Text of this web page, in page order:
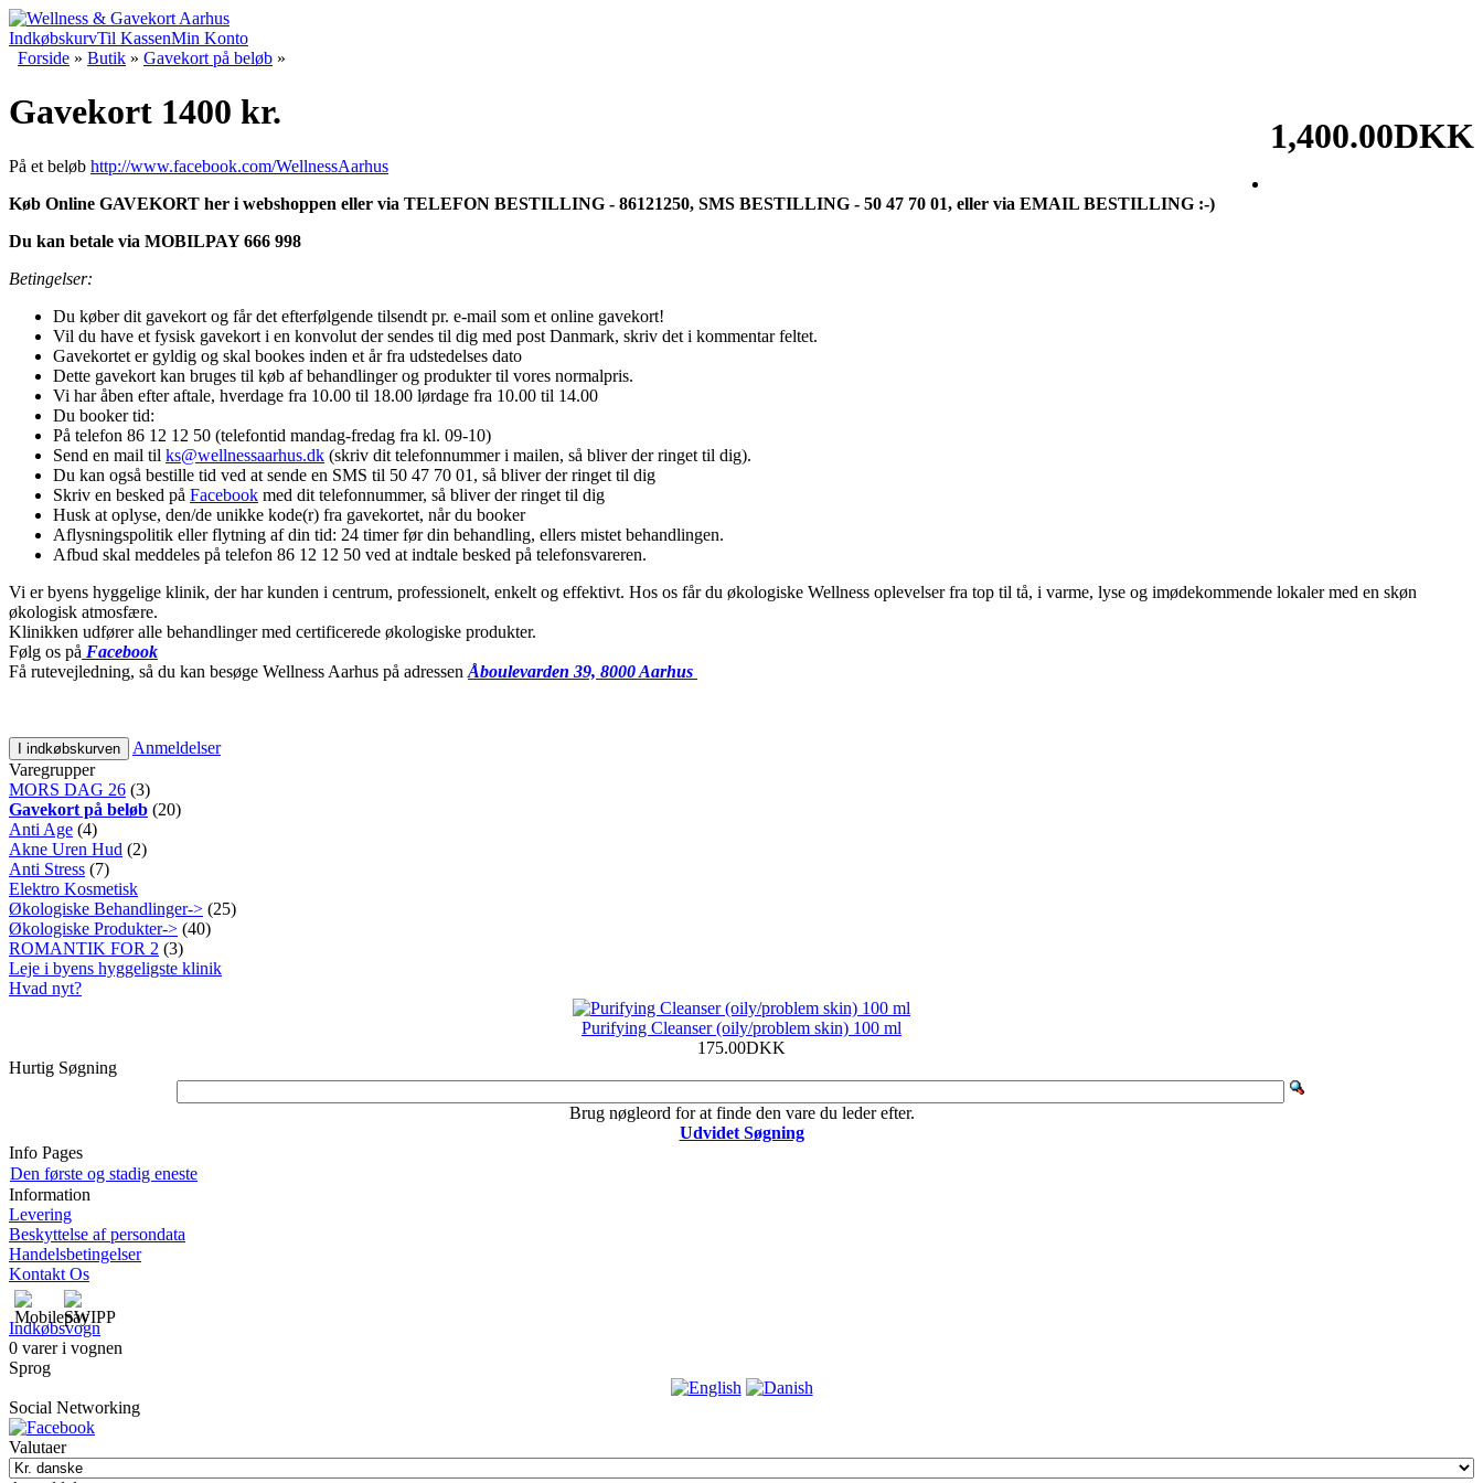
IndkøbskurvTil KassenMin Konto
Forside » Butik » Gavekort på beløb »
1,400.00DKK
Gavekort 1400 kr.
På et beløb http://www.facebook.com/WellnessAarhus
Køb Online GAVEKORT her i webshoppen eller via TELEFON BESTILLING - 86121250, SMS BESTILLING - 50 47 70 01, eller via EMAIL BESTILLING :-)
Du kan betale via MOBILPAY 666 998
Betingelser:
Du køber dit gavekort og får det efterfølgende tilsendt pr. e-mail som et online gavekort!
Vil du have et fysisk gavekort i en konvolut der sendes til dig med post Danmark, skriv det i kommentar feltet.
Gavekortet er gyldig og skal bookes inden et år fra udstedelses dato
Dette gavekort kan bruges til køb af behandlinger og produkter til vores normalpris.
Vi har åben efter aftale, hverdage fra 10.00 til 18.00 lørdage fra 10.00 til 14.00
Du booker tid:
På telefon 86 12 12 50 (telefontid mandag-fredag fra kl. 09-10)
Send en mail til ks@wellnessaarhus.dk (skriv dit telefonnummer i mailen, så bliver der ringet til dig).
Du kan også bestille tid ved at sende en SMS til 50 47 70 01, så bliver der ringet til dig
Skriv en besked på Facebook med dit telefonnummer, så bliver der ringet til dig
Husk at oplyse, den/de unikke kode(r) fra gavekortet, når du booker
Aflysningspolitik eller flytning af din tid: 24 timer før din behandling, ellers mistet behandlingen.
Afbud skal meddeles på telefon 86 12 12 50 ved at indtale besked på telefonsvareren.
Vi er byens hyggelige klinik, der har kunden i centrum, professionelt, enkelt og effektivt. Hos os får du økologiske Wellness oplevelser fra top til tå, i varme, lyse og imødekommende lokaler med en skøn
økologisk atmosfære.
Klinikken udfører alle behandlinger med certificerede økologiske produkter.
Følg os på Facebook
Få rutevejledning, så du kan besøge Wellness Aarhus på adressen Åboulevarden 39, 8000 Aarhus
I indkøbskurven
Anmeldelser
Varegrupper
MORS DAG 26 (3)
Gavekort på beløb (20)
Anti Age (4)
Akne Uren Hud (2)
Anti Stress (7)
Elektro Kosmetisk
Økologiske Behandlinger-> (25)
Økologiske Produkter-> (40)
ROMANTIK FOR 2 (3)
Leje i byens hyggeligste klinik
Hvad nyt?
Purifying Cleanser (oily/problem skin) 100 ml
175.00DKK
Hurtig Søgning
Brug nøgleord for at finde den vare du leder efter.
Udvidet Søgning
Info Pages
Den første og stadig eneste
Information
Levering
Beskyttelse af persondata
Handelsbetingelser
Kontakt Os
Indkøbsvogn
0 varer i vognen
Sprog
Social Networking
Valutaer